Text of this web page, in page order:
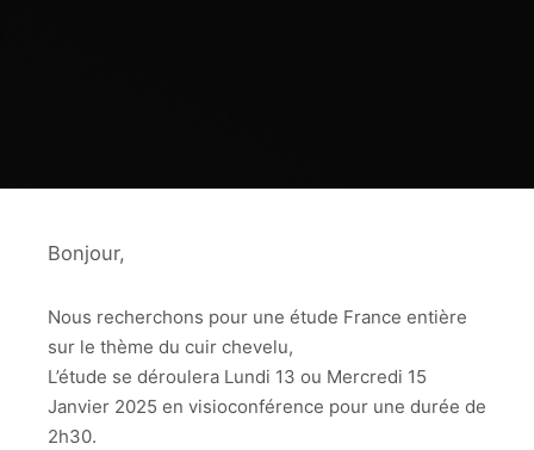
Bonjour,
Nous recherchons pour une étude France entière
sur le thème du cuir chevelu,
L’étude se déroulera Lundi 13 ou Mercredi 15
Janvier 2025 en visioconférence pour une durée de
2h30.